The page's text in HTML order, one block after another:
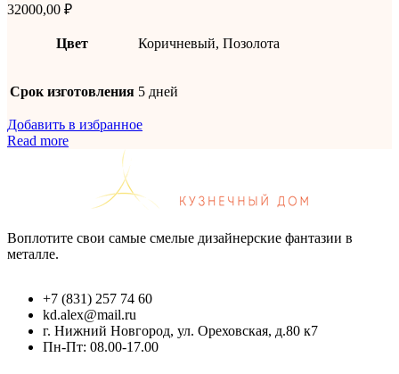
32000,00 ₽
Цвет Коричневый, Позолота
Срок изготовления 5 дней
Добавить в избранное
Read more
Воплотите свои самые смелые дизайнерские фантазии в
металле.
+7 (831) 257 74 60
kd.alex@mail.ru
г. Нижний Новгород, ул. Ореховская, д.80 к7
Пн-Пт: 08.00-17.00